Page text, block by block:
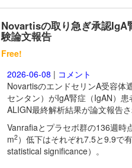
Novartisの取り急ぎ承認IgA
験論文報告
Free!
2026-06-08 | コメント
NovartisのエンドセリンA受容体
センタン）がIgA腎症（IgAN）
ALIGN最終解析結果が論文報告さ
Vanrafiaとプラセボ群の136週時
m2）低下はそれぞれ7.5と9.9で
statistical significance）。